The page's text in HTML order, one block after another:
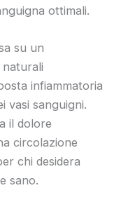
ottimali.
su un
naturali
infiammatoria
vasi sanguigni.
il dolore
circolazione
chi desidera
sano.